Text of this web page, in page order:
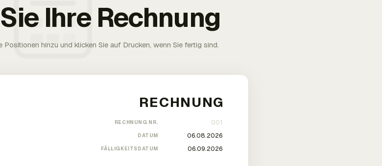
Ihre Rechnung
Positionen hinzu und klicken Sie auf Drucken, wenn Sie fertig sind.
RECHNUNG NR.
DATUM
FÄLLIGKEITSDATUM